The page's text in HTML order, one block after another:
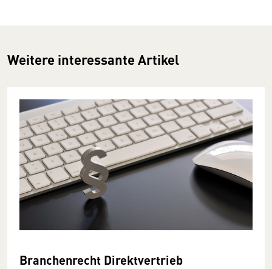
Weitere interessante Artikel
Branchenrecht Direktvertrieb